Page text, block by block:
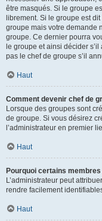
être masqués. Si le groupe
librement. Si le groupe est
groupe mais votre demande
groupe. Ce dernier pourra
le groupe et ainsi décider
pas le chef de groupe s’il
Haut
Comment devenir chef de
Lorsque des groupes sont
de groupe. Si vous désirez
l’administrateur en premier
Haut
Pourquoi certains
L’administrateur peut
rendre facilement
Haut